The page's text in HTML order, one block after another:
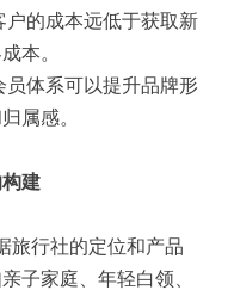
户的成本远低于获取新
本。
员体系可以提升品牌形
属感。
建
旅行社的定位和产品
子家庭、年轻白领、